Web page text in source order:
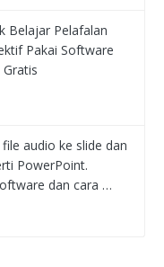
Belajar Pelafalan
Pakai Software
audio ke slide dan
PowerPoint.
dan cara …